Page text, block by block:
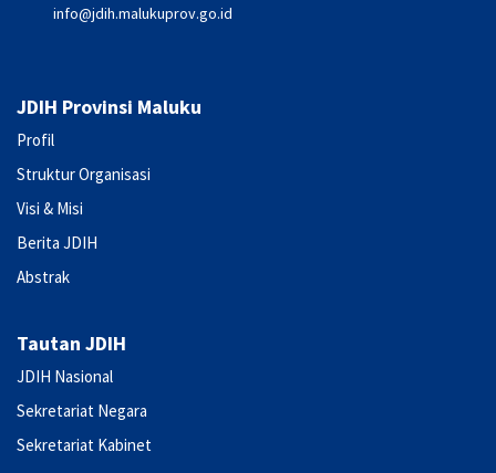
info@jdih.malukuprov.go.id
JDIH Provinsi Maluku
Profil
Struktur Organisasi
Visi & Misi
Berita JDIH
Abstrak
Tautan JDIH
JDIH Nasional
Sekretariat Negara
Sekretariat Kabinet